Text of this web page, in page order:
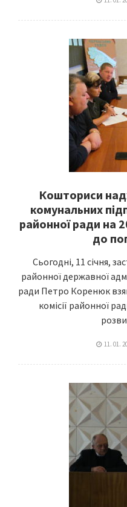
Кошториси
комунальних
районної ради на
до
Сьогодні, 11 січня,
районної державної
ради Петро Коренюк взяв
комісії районної
11. 01.